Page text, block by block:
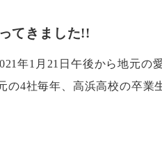
てきました!!
年1月21日午後から地元の
の4社毎年、高浜高校の卒